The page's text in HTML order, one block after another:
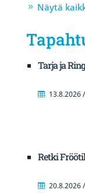
Näytä
Tarja ja
Retki
20.8.2026